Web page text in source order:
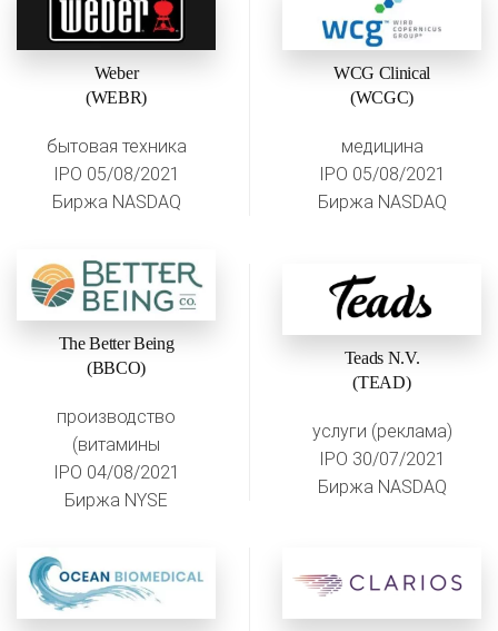
Weber
(WEBR)
бытовая техника
IPO 05/08/2021
Биржа NASDAQ
WCG Clinical
(WCGC)
медицина
IPO 05/08/2021
Биржа NASDAQ
The Better Being
(BBCO)
производство
(витамины
IPO 04/08/2021
Биржа NYSE
Teads N.V.
(TEAD)
услуги (реклама)
IPO 30/07/2021
Биржа NASDAQ